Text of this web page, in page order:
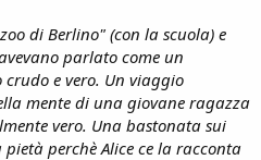
di Berlino" (con la scuola) e
parlato come un
e vero. Un viaggio
mente di una giovane ragazza
vero. Una bastonata sui
pietà perchè Alice ce la racconta